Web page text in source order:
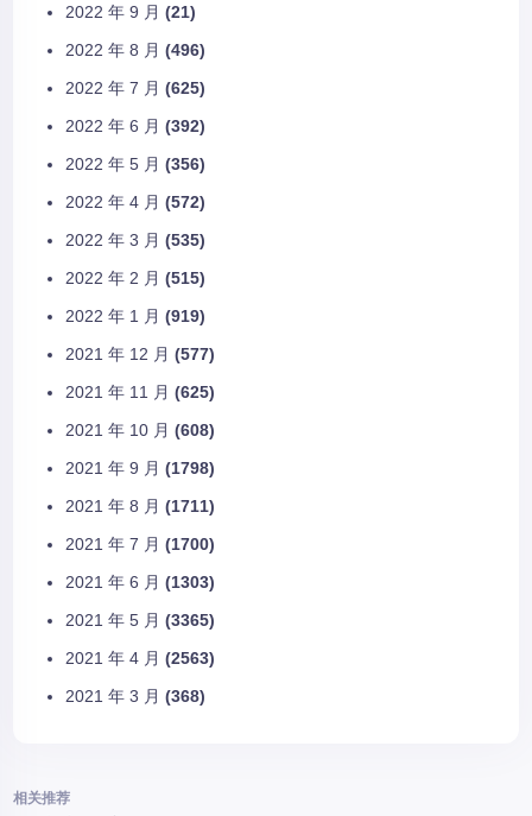
2022 年 9 月 (21)
2022 年 8 月 (496)
2022 年 7 月 (625)
2022 年 6 月 (392)
2022 年 5 月 (356)
2022 年 4 月 (572)
2022 年 3 月 (535)
2022 年 2 月 (515)
2022 年 1 月 (919)
2021 年 12 月 (577)
2021 年 11 月 (625)
2021 年 10 月 (608)
2021 年 9 月 (1798)
2021 年 8 月 (1711)
2021 年 7 月 (1700)
2021 年 6 月 (1303)
2021 年 5 月 (3365)
2021 年 4 月 (2563)
2021 年 3 月 (368)
相关推荐